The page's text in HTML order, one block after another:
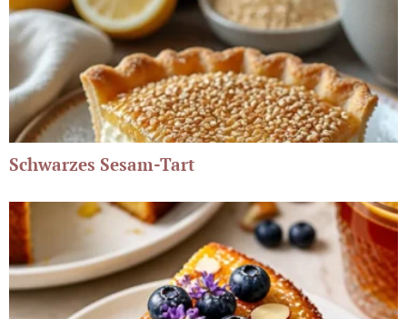
Schwarzes Sesam-Tart